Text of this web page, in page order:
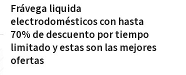
Frávega liquida
electrodomésticos con hasta
70% de descuento por tiempo
limitado y estas son las mejores
ofertas